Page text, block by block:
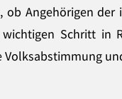
Angehörigen
Schritt in